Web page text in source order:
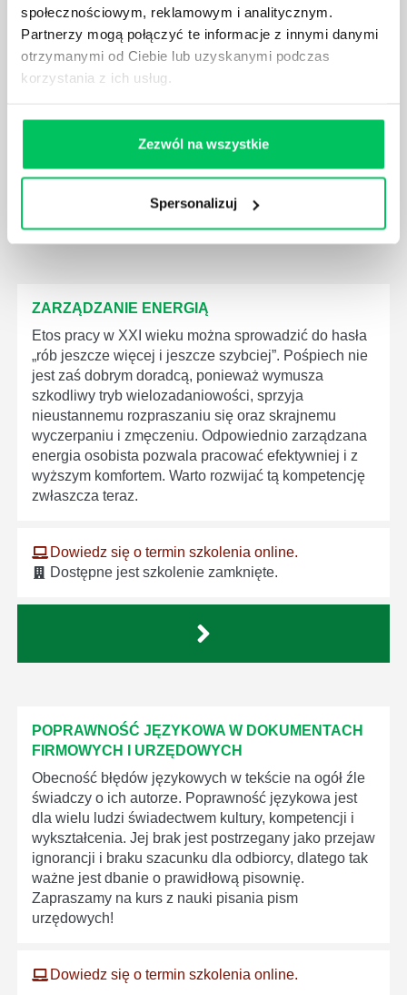
społecznościowym, reklamowym i analitycznym.
Partnerzy mogą połączyć te informacje z innymi danymi
otrzymanymi od Ciebie lub uzyskanymi podczas
korzystania z ich usług.
Zezwól na wszystkie
Spersonalizuj
siebie pozwoli wypracować szereg technik
mentalnych i przekonań zwiększających potencjał
psychologiczny w tym obszarze. Zapraszamy na kurs
pewności siebie!
Dostępne jest szkolenie zamknięte.
ZARZĄDZANIE ENERGIĄ
Etos pracy w XXI wieku można sprowadzić do hasła
„rób jeszcze więcej i jeszcze szybciej”. Pośpiech nie
jest zaś dobrym doradcą, ponieważ wymusza
szkodliwy tryb wielozadaniowości, sprzyja
nieustannemu rozpraszaniu się oraz skrajnemu
wyczerpaniu i zmęczeniu. Odpowiednio zarządzana
energia osobista pozwala pracować efektywniej i z
wyższym komfortem. Warto rozwijać tą kompetencję
zwłaszcza teraz.
Dowiedz się o termin szkolenia online.
Dostępne jest szkolenie zamknięte.
POPRAWNOŚĆ JĘZYKOWA W DOKUMENTACH
FIRMOWYCH I URZĘDOWYCH
Obecność błędów językowych w tekście na ogół źle
świadczy o ich autorze. Poprawność językowa jest
dla wielu ludzi świadectwem kultury, kompetencji i
wykształcenia. Jej brak jest postrzegany jako przejaw
ignorancji i braku szacunku dla odbiorcy, dlatego tak
ważne jest dbanie o prawidłową pisownię.
Zapraszamy na kurs z nauki pisania pism
urzędowych!
Dowiedz się o termin szkolenia online.